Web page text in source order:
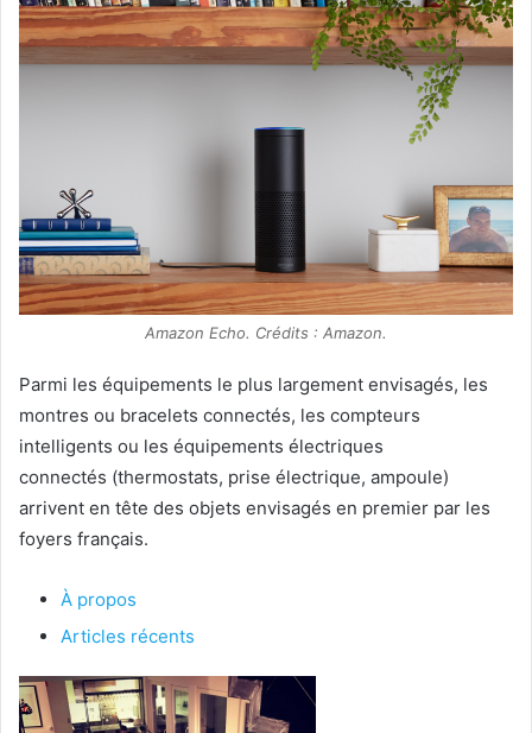
Amazon Echo. Crédits : Amazon.
Parmi les équipements le plus largement envisagés, les
montres ou bracelets connectés, les compteurs
intelligents ou les équipements électriques
connectés (thermostats, prise électrique, ampoule)
arrivent en tête des objets envisagés en premier par les
foyers français.
À propos
Articles récents